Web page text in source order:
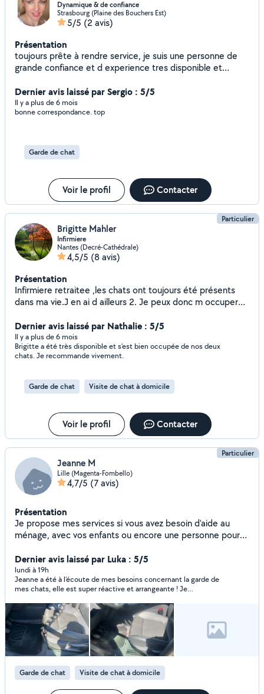
Dynamique & de confiance
Strasbourg (Plaine des Bouchers Est)
5/5 (2 avis)
Présentation
toujours prête à rendre service, je suis une personne de
grande confiance et d experience tres disponible et
transport - livraison - accompagnement - baby sitting -
garde d enfants - accompagnement aux activites - garde d
animaux - pet sitting - garde de maison - gouvernante de
Dernier avis laissé par Sergio : 5/5
Il y a plus de 6 mois
bonne correspondance. top
Garde de chat
Voir le profil Contacter
Particulier
Brigitte Mahler
Infirmiere
Nantes (Decré-Cathédrale)
4,5/5 (8 avis)
Présentation
Infirmiere retraitee ,les chats ont toujours été présents
dans ma vie.J en ai d ailleurs 2. Je peux donc m occuper
chez vous,suivant vos demandes. Ils seront chouchoutés
sans problèmes...surveillance de l alimentation,de la litière
sans oublier jeux et câlins. Je peux aussi jeter un œil sur
vos plantes. N hésitez pas à me contacter.,je réponds à
bientot....peut etre...
Dernier avis laissé par Nathalie : 5/5
Il y a plus de 6 mois
Brigitte a été très disponible et s’est bien occupée de nos deux
chats. Je recommande vivement.
Garde de chat Visite de chat à domicile
Voir le profil Contacter
Particulier
Jeanne M
Lille (Magenta-Fombello)
4,7/5 (7 avis)
Présentation
Je propose mes services si vous avez besoin d'aide au
ménage, avec vos enfants ou encore une personne pour
savoir plus! Disponible principalement le week end.
Dernier avis laissé par Luka : 5/5
lundi à 19h
Jeanne a été à l’écoute de mes besoins concernant la garde de
mes chats, elle est super réactive et arrangeante ! Je
Garde de chat Visite de chat à domicile